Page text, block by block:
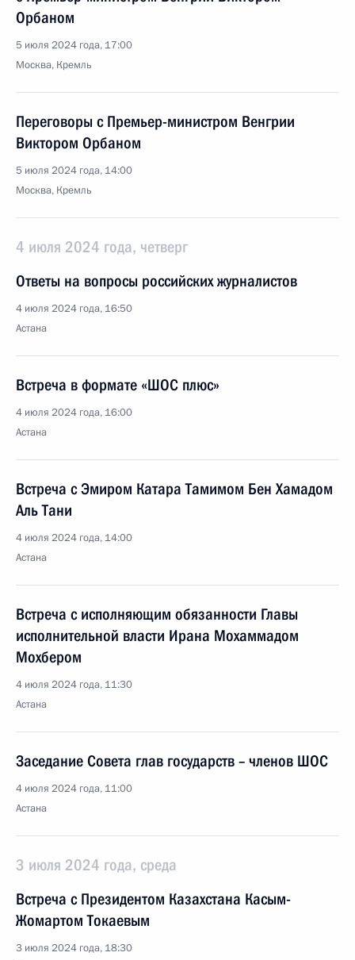
Орбаном
5 июля 2024 года, 17:00
Москва, Кремль
Переговоры с Премьер-министром Венгрии
Виктором Орбаном
5 июля 2024 года, 14:00
Москва, Кремль
4 июля 2024 года, четверг
Ответы на вопросы российских журналистов
4 июля 2024 года, 16:50
Астана
Встреча в формате «ШОС плюс»
4 июля 2024 года, 16:00
Астана
Встреча с Эмиром Катара Тамимом Бен Хамадом
Аль Тани
4 июля 2024 года, 14:00
Астана
Встреча с исполняющим обязанности Главы
исполнительной власти Ирана Мохаммадом
Мохбером
4 июля 2024 года, 11:30
Астана
Заседание Совета глав государств – членов ШОС
4 июля 2024 года, 11:00
Астана
3 июля 2024 года, среда
Встреча с Президентом Казахстана Касым-
Жомартом Токаевым
3 июля 2024 года, 18:30